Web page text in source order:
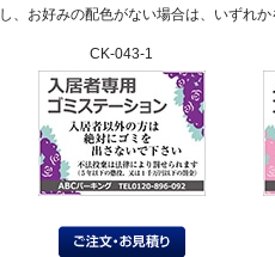
、お好みの配色がない場合は、いずれ
CK-043-1